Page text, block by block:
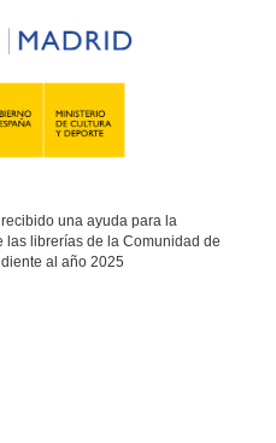
una ayuda para la
las librerías de la Comunidad de
al año 2025